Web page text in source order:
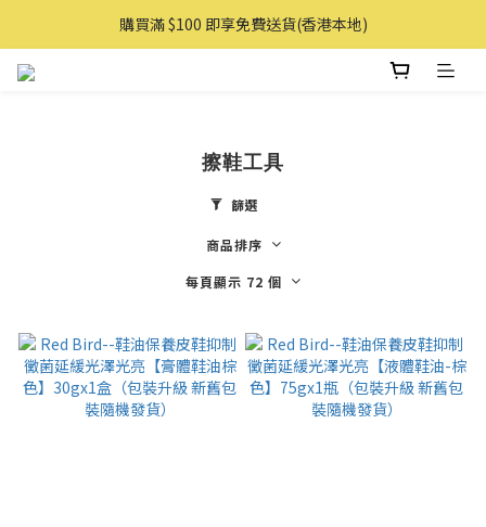
購買滿 $100 即享免費送貨(香港本地)
購買滿 $100 即享免費送貨(香港本地)
擦鞋工具
篩選
商品排序
每頁顯示 72 個